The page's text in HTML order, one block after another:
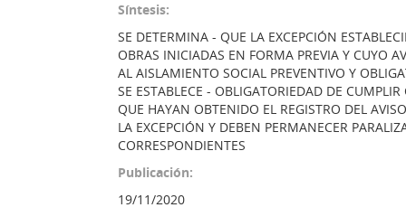
Síntesis:
SE DETERMINA - QUE LA EXCEPCIÓN
OBRAS INICIADAS EN FORMA PREVIA Y CUYO
AL AISLAMIENTO SOCIAL PREVENTIVO Y
SE ESTABLECE - OBLIGATORIEDAD DE
QUE HAYAN OBTENIDO EL REGISTRO DEL
LA EXCEPCIÓN Y DEBEN PERMANECER
CORRESPONDIENTES
Publicación:
19/11/2020